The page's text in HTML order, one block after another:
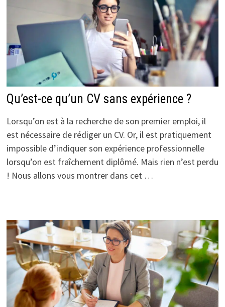
Qu’est-ce qu’un CV sans expérience ?
Lorsqu’on est à la recherche de son premier emploi, il
est nécessaire de rédiger un CV. Or, il est pratiquement
impossible d’indiquer son expérience professionnelle
lorsqu’on est fraîchement diplômé. Mais rien n’est perdu
! Nous allons vous montrer dans cet …